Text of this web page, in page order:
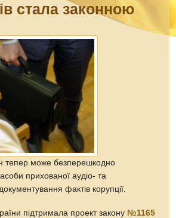
стала законною
тепер може безперешкодно
прихованої аудіо- та
фактів корупції.
підтримала проект закону №1165